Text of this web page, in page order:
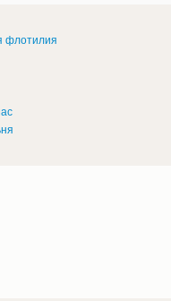
флотилия